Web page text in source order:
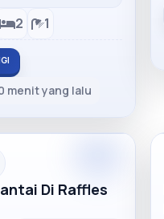
2 1
menit yang lalu
Di Raffles